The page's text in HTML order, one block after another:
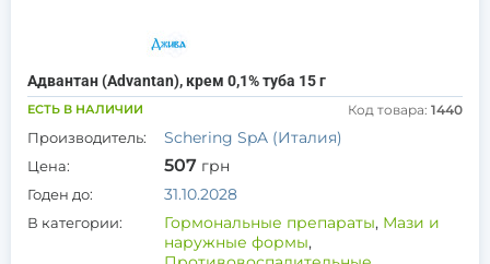
Адвантан (Advantan), крем 0,1% туба 15 г
ЕСТЬ В НАЛИЧИИ Код товара: 1440
Производитель: Schering SpA (Италия)
Цена: 507 грн
Годен до: 31.10.2028
В категории: Гормональные препараты, Мази и
наружные формы,